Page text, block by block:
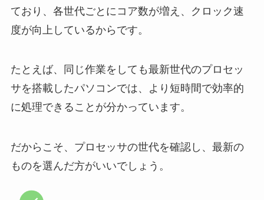
ており、各世代ごとにコア数が増え、クロック速
度が向上しているからです。
たとえば、同じ作業をしても最新世代のプロセッ
サを搭載したパソコンでは、より短時間で効率的
に処理できることが分かっています。
だからこそ、プロセッサの世代を確認し、最新の
ものを選んだ方がいいでしょう。